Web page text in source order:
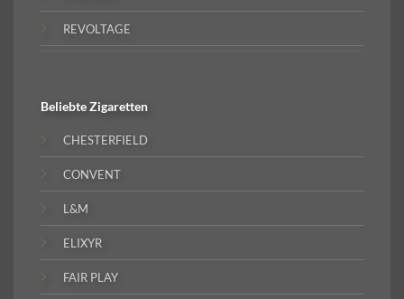
REVOLTAGE
BeliebteZigaretten
CHESTERFIELD
CONVENT
L&M
ELIXYR
FAIR PLAY